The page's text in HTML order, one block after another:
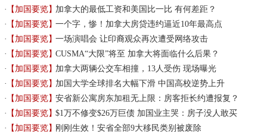
【加国要览】加拿大的最低工资和美国比一比 有何差距？
【加国要览】一个字，惨！加拿大房贷违约逼近10年最高点
【加国要览】一场演唱会 让印裔观众再次遭受网络攻击
【加国要览】CUSMA“大限”将至 加拿大将面临什么后果？
【加国要览】加拿大两辆公交车相撞，13人受伤 现场曝光
【加国要览】加国大学全球排名大幅下滑 中国高校逆势上升
【加国要览】安省新公寓房东加租无上限：房客拒长约遭报复？
【加国要览】$1万不修变$26万巨债 加国业主哭：房子没人敢买
【加国要览】 刚刚生效！安省全部9大移民类别被废除